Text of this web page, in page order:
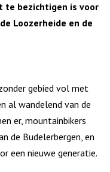
te bezichtigen is voor
Loozerheide en de
gebied vol met
al wandelend van de
er, mountainbikers
de Budelerbergen, en
een nieuwe generatie.